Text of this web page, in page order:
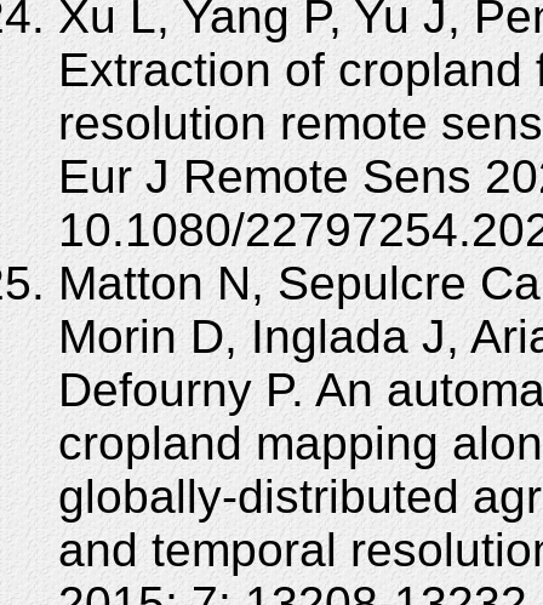
Xu L, Yang P, Yu J,
Extraction of
resolution remote
Eur J Remote Sens
10.1080/
Matton N, Sepulcre
Morin D, Inglada J,
Defourny P. An
cropland mapping
globally-distributed
and temporal